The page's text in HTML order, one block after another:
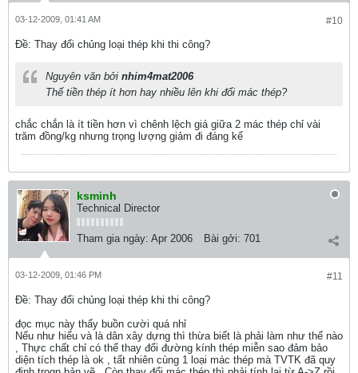
#10
03-12-2009, 01:41 AM
Ðề: Thay đổi chủng loại thép khi thi công?
Nguyên văn bởi nhim4mat2006
Thế tiền thép ít hơn hay nhiều lên khi đổi mác thép?
chắc chắn là ít tiền hơn vì chênh lệch giá giữa 2 mác thép chỉ vài
trăm đồng/kg nhưng trọng lượng giảm đi đáng kể
ksminh
Technical Director
Tham gia ngày: Apr 2006 Bài gởi: 701
#11
03-12-2009, 01:46 PM
Ðề: Thay đổi chủng loại thép khi thi công?
đọc mục này thấy buồn cười quá nhỉ
Nếu như hiểu và là dân xây dựng thì thừa biết là phải làm như thế nào
, Thực chất chỉ có thể thay đổi đường kính thép miễn sao đảm bảo
diện tích thép là ok , tất nhiên cùng 1 loại mác thép mà TVTK đã quy